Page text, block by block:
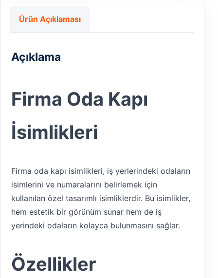
Ürün Açıklaması
Açıklama
Firma Oda Kapı
İsimlikleri
Firma oda kapı isimlikleri, iş yerlerindeki odaların
isimlerini ve numaralarını belirlemek için
kullanılan özel tasarımlı isimliklerdir. Bu isimlikler,
hem estetik bir görünüm sunar hem de iş
yerindeki odaların kolayca bulunmasını sağlar.
Özellikler